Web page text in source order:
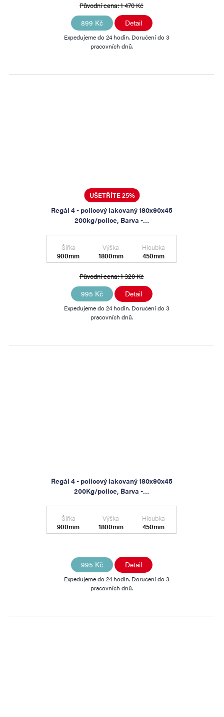
Původní cena:1 470 Kč
899 Kč Detail
Expedujeme do 24 hodin. Doručení do 3
pracovních dnů.
UŠETŘÍTE 25%
Regál 4 - policový lakovaný 180x90x45
200kg/police, Barva -…
Šířka
900mm
Výška
1800mm
Hloubka
450mm
Původní cena:1 320 Kč
995 Kč Detail
Expedujeme do 24 hodin. Doručení do 3
pracovních dnů.
Regál 4 - policový lakovaný 180x90x45
200Kg/police, Barva -…
Šířka
900mm
Výška
1800mm
Hloubka
450mm
995 Kč Detail
Expedujeme do 24 hodin. Doručení do 3
pracovních dnů.